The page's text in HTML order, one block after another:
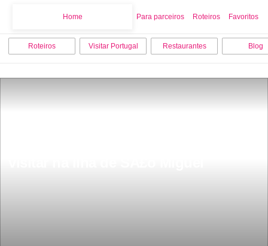
Home Para parceiros Roteiros Favoritos
Roteiros Visitar Portugal Restaurantes Blog